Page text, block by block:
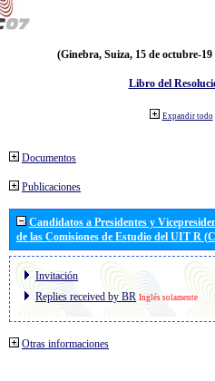
(Ginebra, Suiza, 15 de octubre-19
Libro del
Expandir todo
Documentos
Publicaciones
Candidatos a Presidentes y
de las Comisiones de Estudio del UIT R
Invitación
Replies received by BR Inglés solamente
Otras informaciones